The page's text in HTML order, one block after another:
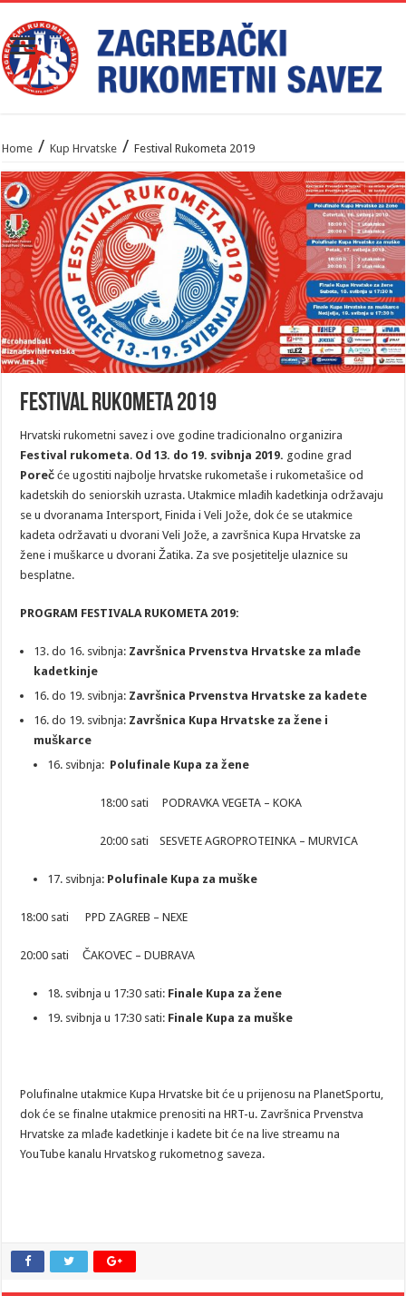
Home / Kup Hrvatske / Festival Rukometa 2019
Festival Rukometa 2019
Hrvatski rukometni savez i ove godine tradicionalno organizira
Festival rukometa. Od 13. do 19. svibnja 2019. godine grad
Poreč će ugostiti najbolje hrvatske rukometaše i rukometašice od
kadetskih do seniorskih uzrasta. Utakmice mlađih kadetkinja održavaju
se u dvoranama Intersport, Finida i Veli Jože, dok će se utakmice
kadeta održavati u dvorani Veli Jože, a završnica Kupa Hrvatske za
žene i muškarce u dvorani Žatika. Za sve posjetitelje ulaznice su
besplatne.
PROGRAM FESTIVALA RUKOMETA 2019:
13. do 16. svibnja: Završnica Prvenstva Hrvatske za mlađe
kadetkinje
16. do 19. svibnja: Završnica Prvenstva Hrvatske za kadete
16. do 19. svibnja: Završnica Kupa Hrvatske za žene i
muškarce
16. svibnja: Polufinale Kupa za žene
18:00 sati PODRAVKA VEGETA – KOKA
20:00 sati SESVETE AGROPROTEINKA – MURVICA
17. svibnja: Polufinale Kupa za muške
18:00 sati PPD ZAGREB – NEXE
20:00 sati ČAKOVEC – DUBRAVA
18. svibnja u 17:30 sati: Finale Kupa za žene
19. svibnja u 17:30 sati: Finale Kupa za muške
Polufinalne utakmice Kupa Hrvatske bit će u prijenosu na PlanetSportu,
dok će se finalne utakmice prenositi na HRT-u. Završnica Prvenstva
Hrvatske za mlađe kadetkinje i kadete bit će na live streamu na
YouTube kanalu Hrvatskog rukometnog saveza.